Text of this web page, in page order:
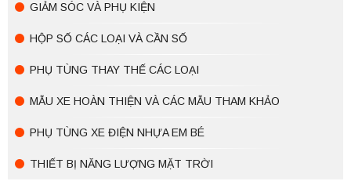
GIẢM SÓC VÀ PHỤ KIỆN
HỘP SỐ CÁC LOẠI VÀ CẦN SỐ
PHỤ TÙNG THAY THẾ CÁC LOẠI
MẪU XE HOÀN THIỆN VÀ CÁC MẪU THAM KHẢO
PHỤ TÙNG XE ĐIỆN NHỰA EM BÉ
THIẾT BỊ NĂNG LƯỢNG MẶT TRỜI